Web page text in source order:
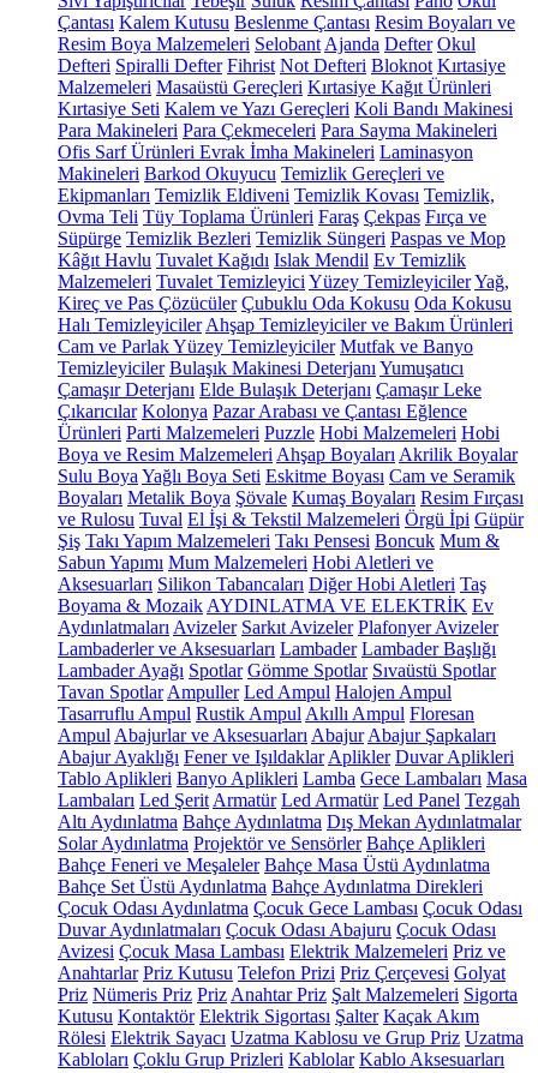
Çantası Kalem Kutusu Beslenme Çantası Resim Boyaları ve
Resim Boya Malzemeleri Selobant Ajanda Defter Okul
Defteri Spiralli Defter Fihrist Not Defteri Bloknot Kırtasiye
Malzemeleri Masaüstü Gereçleri Kırtasiye Kağıt Ürünleri
Kırtasiye Seti Kalem ve Yazı Gereçleri Koli Bandı Makinesi
Para Makineleri Para Çekmeceleri Para Sayma Makineleri
Ofis Sarf Ürünleri Evrak İmha Makineleri Laminasyon
Makineleri Barkod Okuyucu Temizlik Gereçleri ve
Ekipmanları Temizlik Eldiveni Temizlik Kovası Temizlik,
Ovma Teli Tüy Toplama Ürünleri Faraş Çekpas Fırça ve
Süpürge Temizlik Bezleri Temizlik Süngeri Paspas ve Mop
Kâğıt Havlu Tuvalet Kağıdı Islak Mendil Ev Temizlik
Malzemeleri Tuvalet Temizleyici Yüzey TemizleyicilerYağ,
Kireç ve Pas Çözücüler Çubuklu Oda Kokusu Oda Kokusu
Halı Temizleyiciler Ahşap Temizleyiciler ve Bakım Ürünleri
Cam ve Parlak Yüzey Temizleyiciler Mutfak ve Banyo
Temizleyiciler Bulaşık Makinesi Deterjanı Yumuşatıcı
Çamaşır Deterjanı Elde Bulaşık Deterjanı Çamaşır Leke
Çıkarıcılar Kolonya Pazar Arabası ve Çantası Eğlence
Ürünleri Parti Malzemeleri Puzzle Hobi Malzemeleri Hobi
Boya ve Resim Malzemeleri Ahşap Boyaları Akrilik Boyalar
Sulu Boya Yağlı Boya Seti Eskitme Boyası Cam ve Seramik
Boyaları Metalik Boya Şövale Kumaş Boyaları Resim Fırçası
ve Rulosu Tuval El İşi & Tekstil Malzemeleri Örgü İpi Güpür
Şiş Takı Yapım Malzemeleri Takı Pensesi Boncuk Mum &
Sabun Yapımı Mum Malzemeleri Hobi Aletleri ve
Aksesuarları Silikon Tabancaları Diğer Hobi Aletleri Taş
Boyama & Mozaik AYDINLATMA VE ELEKTRİK Ev
Aydınlatmaları Avizeler Sarkıt Avizeler Plafonyer Avizeler
Lambaderler ve Aksesuarları Lambader Lambader Başlığı
Lambader Ayağı Spotlar Gömme Spotlar Sıvaüstü Spotlar
Tavan Spotlar Ampuller Led Ampul Halojen Ampul
Tasarruflu Ampul Rustik Ampul Akıllı Ampul Floresan
Ampul Abajurlar ve Aksesuarları Abajur Abajur Şapkaları
Abajur Ayaklığı Fener ve Işıldaklar Aplikler Duvar Aplikleri
Tablo Aplikleri Banyo Aplikleri Lamba Gece Lambaları Masa
Lambaları Led Şerit Armatür Led Armatür Led Panel Tezgah
Altı Aydınlatma Bahçe Aydınlatma Dış Mekan Aydınlatmalar
Solar Aydınlatma Projektör ve Sensörler Bahçe Aplikleri
Bahçe Feneri ve Meşaleler Bahçe Masa Üstü Aydınlatma
Bahçe Set Üstü Aydınlatma Bahçe Aydınlatma Direkleri
Çocuk Odası Aydınlatma Çocuk Gece Lambası Çocuk Odası
Duvar Aydınlatmaları Çocuk Odası Abajuru Çocuk Odası
Avizesi Çocuk Masa Lambası Elektrik Malzemeleri Priz ve
Anahtarlar Priz Kutusu Telefon Prizi Priz Çerçevesi Golyat
Priz Nümeris Priz Priz Anahtar Priz Şalt Malzemeleri Sigorta
Kutusu Kontaktör Elektrik Sigortası Şalter Kaçak Akım
Rölesi Elektrik Sayacı Uzatma Kablosu ve Grup Priz Uzatma
Kabloları Çoklu Grup Prizleri Kablolar Kablo Aksesuarları